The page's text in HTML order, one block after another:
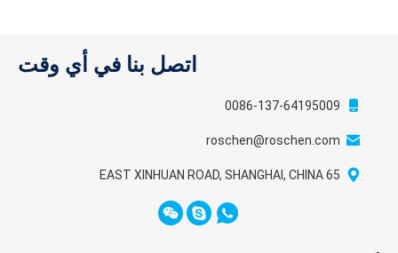
اتصل بنا في أي وقت
0086-137-64195009
roschen@roschen.com
65 EAST XINHUAN ROAD, SHANGHAI, CHINA